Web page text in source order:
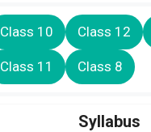
Class 10 Class 12
Class 11 Class 8
Syllabus